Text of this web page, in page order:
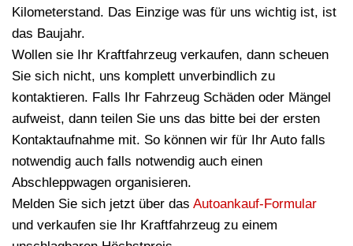
Kilometerstand. Das Einzige was für uns wichtig ist, ist
das Baujahr.
Wollen sie Ihr Kraftfahrzeug verkaufen, dann scheuen
Sie sich nicht, uns komplett unverbindlich zu
kontaktieren. Falls Ihr Fahrzeug Schäden oder Mängel
aufweist, dann teilen Sie uns das bitte bei der ersten
Kontaktaufnahme mit. So können wir für Ihr Auto falls
notwendig auch falls notwendig auch einen
Abschleppwagen organisieren.
Melden Sie sich jetzt über das Autoankauf-Formular
und verkaufen sie Ihr Kraftfahrzeug zu einem